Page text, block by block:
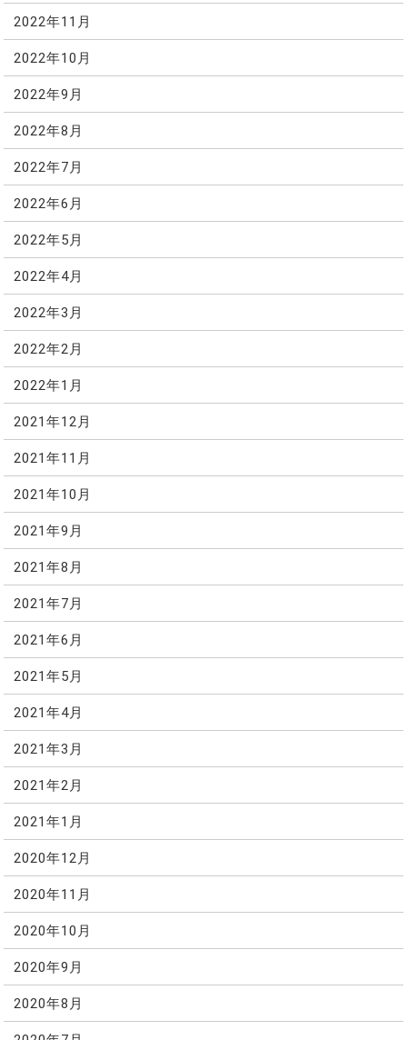
2022年11月
2022年10月
2022年9月
2022年8月
2022年7月
2022年6月
2022年5月
2022年4月
2022年3月
2022年2月
2022年1月
2021年12月
2021年11月
2021年10月
2021年9月
2021年8月
2021年7月
2021年6月
2021年5月
2021年4月
2021年3月
2021年2月
2021年1月
2020年12月
2020年11月
2020年10月
2020年9月
2020年8月